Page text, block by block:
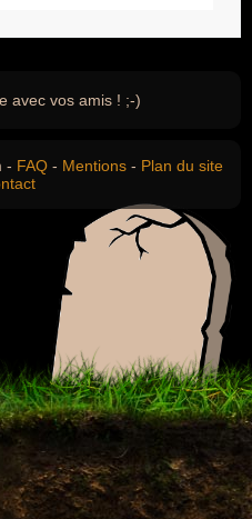
avec vos amis ! ;-)
- FAQ - Mentions - Plan du site